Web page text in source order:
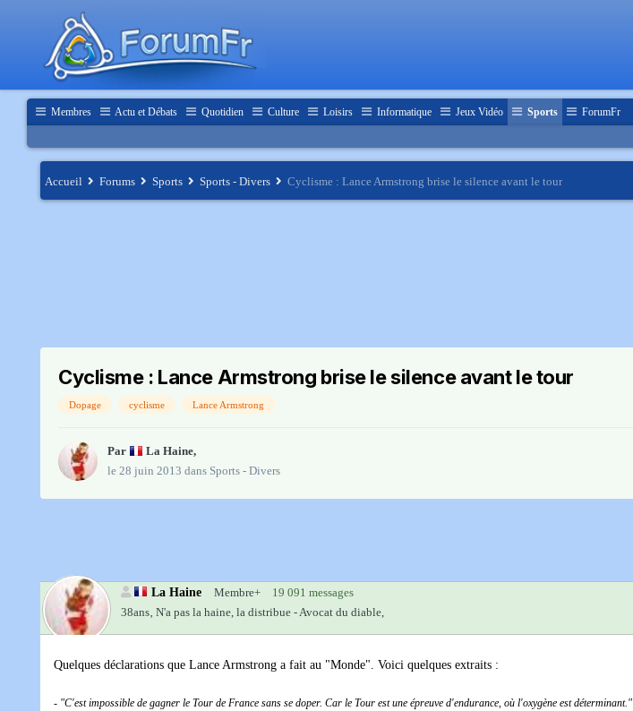
Membres Actu et Débats Quotidien Culture Loisirs Informatique Jeux Vidéo Sports ForumFr
Accueil Forums Sports Sports - Divers Cyclisme : Lance Armstrong brise le silence avant le tour
Cyclisme : Lance Armstrong brise le silence avant le tour
Dopage cyclisme Lance Armstrong
Par La Haine,
le 28 juin 2013 dans Sports - Divers
La Haine Membre+
19 091 messages
38ans‚ N'a pas la haine, la distribue - Avocat du diable,
Quelques déclarations que Lance Armstrong a fait au "Monde". Voici quelques extraits :
- "C'est impossible de gagner le Tour de France sans se doper. Car le Tour est une épreuve d'endurance, où l'oxygène est déterminant."